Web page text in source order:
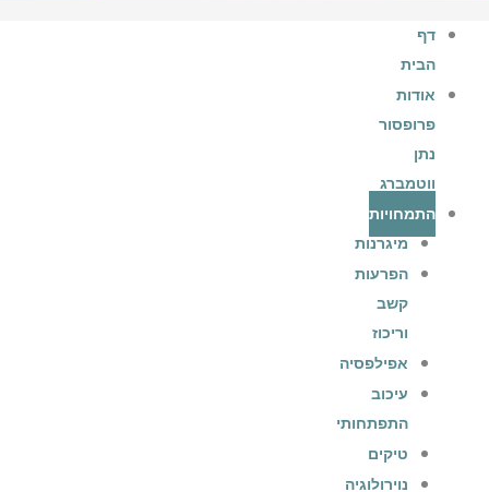
דף
הבית
אודות
פרופסור
נתן
ווטמברג
התמחויות
מיגרנות
הפרעות
קשב
וריכוז
אפילפסיה
עיכוב
התפתחותי
טיקים
נוירולוגיה